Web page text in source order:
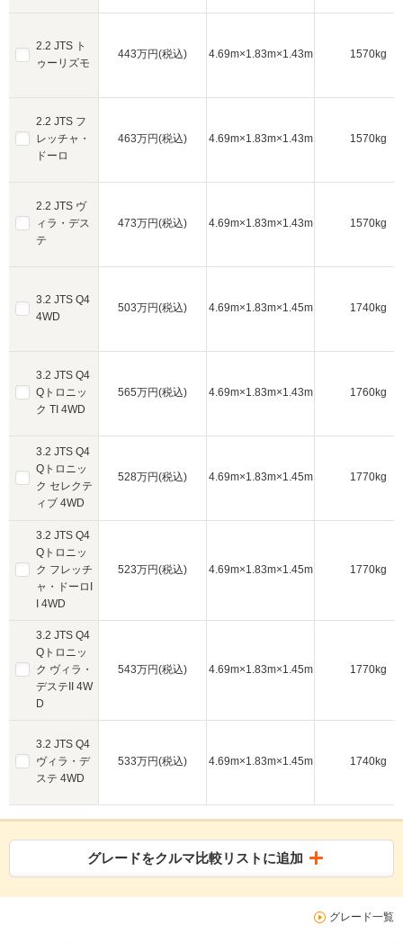
2.2 JTS ト
ゥーリズモ
2.2 JTS フ
レッチャ・
ドーロ
2.2 JTS ヴ
ィラ・デス
テ
3.2 JTS Q4
4WD
3.2 JTS Q4
Qトロニッ
ク TI 4WD
3.2 JTS Q4
Qトロニッ
ク セレクテ
ィブ 4WD
3.2 JTS Q4
Qトロニッ
ク フレッチ
ャ・ドーロI
I 4WD
3.2 JTS Q4
Qトロニッ
ク ヴィラ・
デステII 4W
D
3.2 JTS Q4
ヴィラ・デ
ステ 4WD
443万円(税込) 4.69m×1.83m×1.43m 1570kg
463万円(税込) 4.69m×1.83m×1.43m 1570kg
473万円(税込) 4.69m×1.83m×1.43m 1570kg
503万円(税込) 4.69m×1.83m×1.45m 1740kg
565万円(税込) 4.69m×1.83m×1.43m 1760kg
528万円(税込) 4.69m×1.83m×1.45m 1770kg
523万円(税込) 4.69m×1.83m×1.45m 1770kg
543万円(税込) 4.69m×1.83m×1.45m 1770kg
533万円(税込) 4.69m×1.83m×1.45m 1740kg
グレードをクルマ比較リストに追加
グレード一覧